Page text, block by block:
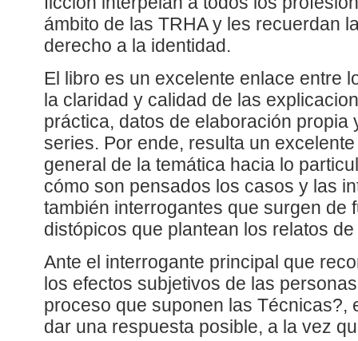
ámbito de las TRHA y les recuerdan
derecho a la identidad.
El libro es un excelente enlace entre
la claridad y calidad de las
práctica, datos de elaboración propia
series. Por ende, resulta un
general de la temática hacia lo
cómo son pensados los casos y las
también interrogantes que surgen de
distópicos que plantean los relatos
Ante el interrogante principal que
los efectos subjetivos de las
proceso que suponen las Técnicas?,
dar una respuesta posible, a la vez